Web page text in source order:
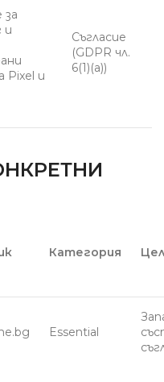
за
и
Pixel и
Съгласие
(GDPR чл.
6(1)(a))
Категория Цел
Essential